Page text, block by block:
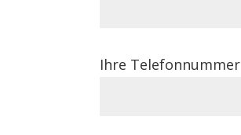
Ihre Telefonnummer